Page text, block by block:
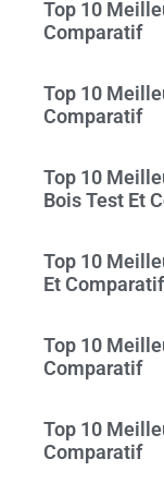
Top 10
Comparatif
Top 10
Comparatif
Top 10
Bois Test Et
Top 10
Et Comparatif
Top 10
Comparatif
Top 10
Comparatif